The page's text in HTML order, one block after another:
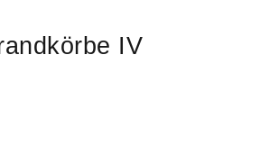
IV